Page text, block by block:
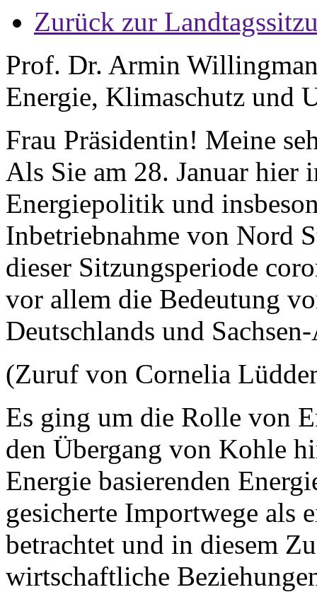
Zurück zur
Prof. Dr. Armin
Energie, Klimaschutz und
Frau Präsidentin! Meine
Als Sie am 28. Januar hier
Energiepolitik und
Inbetriebnahme von Nord
dieser Sitzungsperiode
vor allem die Bedeutung
Deutschlands und
(Zuruf von Cornelia
Es ging um die Rolle von
den Übergang von Kohle
Energie basierenden
gesicherte Importwege als
betrachtet und in diesem
wirtschaftliche